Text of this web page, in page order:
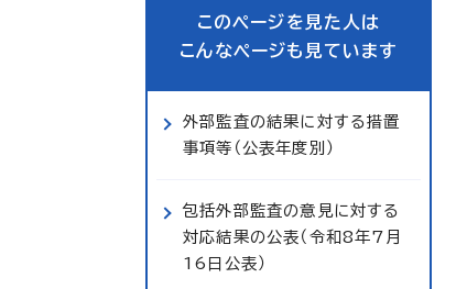
このページを見た人は
こんなページも見ています
外部監査の結果に対する措置
事項等（公表年度別）
包括外部監査の意見に対する
対応結果の公表（令和8年7月
16日公表）